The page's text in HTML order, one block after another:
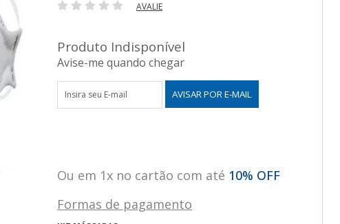
AVALIE
Produto Indisponível
Avise-me quando chegar
Ou em 1x no cartão com até 10% OFF
Formas de pagamento